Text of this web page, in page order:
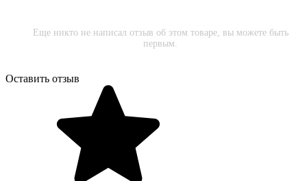
Еще никто не написал отзыв об этом товаре, вы можете быть
первым.
Оставить отзыв